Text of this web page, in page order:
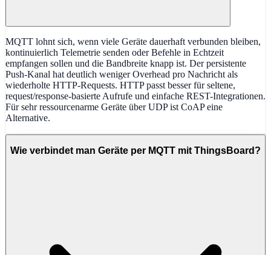
MQTT lohnt sich, wenn viele Geräte dauerhaft verbunden bleiben,
kontinuierlich Telemetrie senden oder Befehle in Echtzeit
empfangen sollen und die Bandbreite knapp ist. Der persistente
Push-Kanal hat deutlich weniger Overhead pro Nachricht als
wiederholte HTTP-Requests. HTTP passt besser für seltene,
request/response-basierte Aufrufe und einfache REST-Integrationen.
Für sehr ressourcenarme Geräte über UDP ist CoAP eine
Alternative.
Wie verbindet man Geräte per MQTT mit ThingsBoard?